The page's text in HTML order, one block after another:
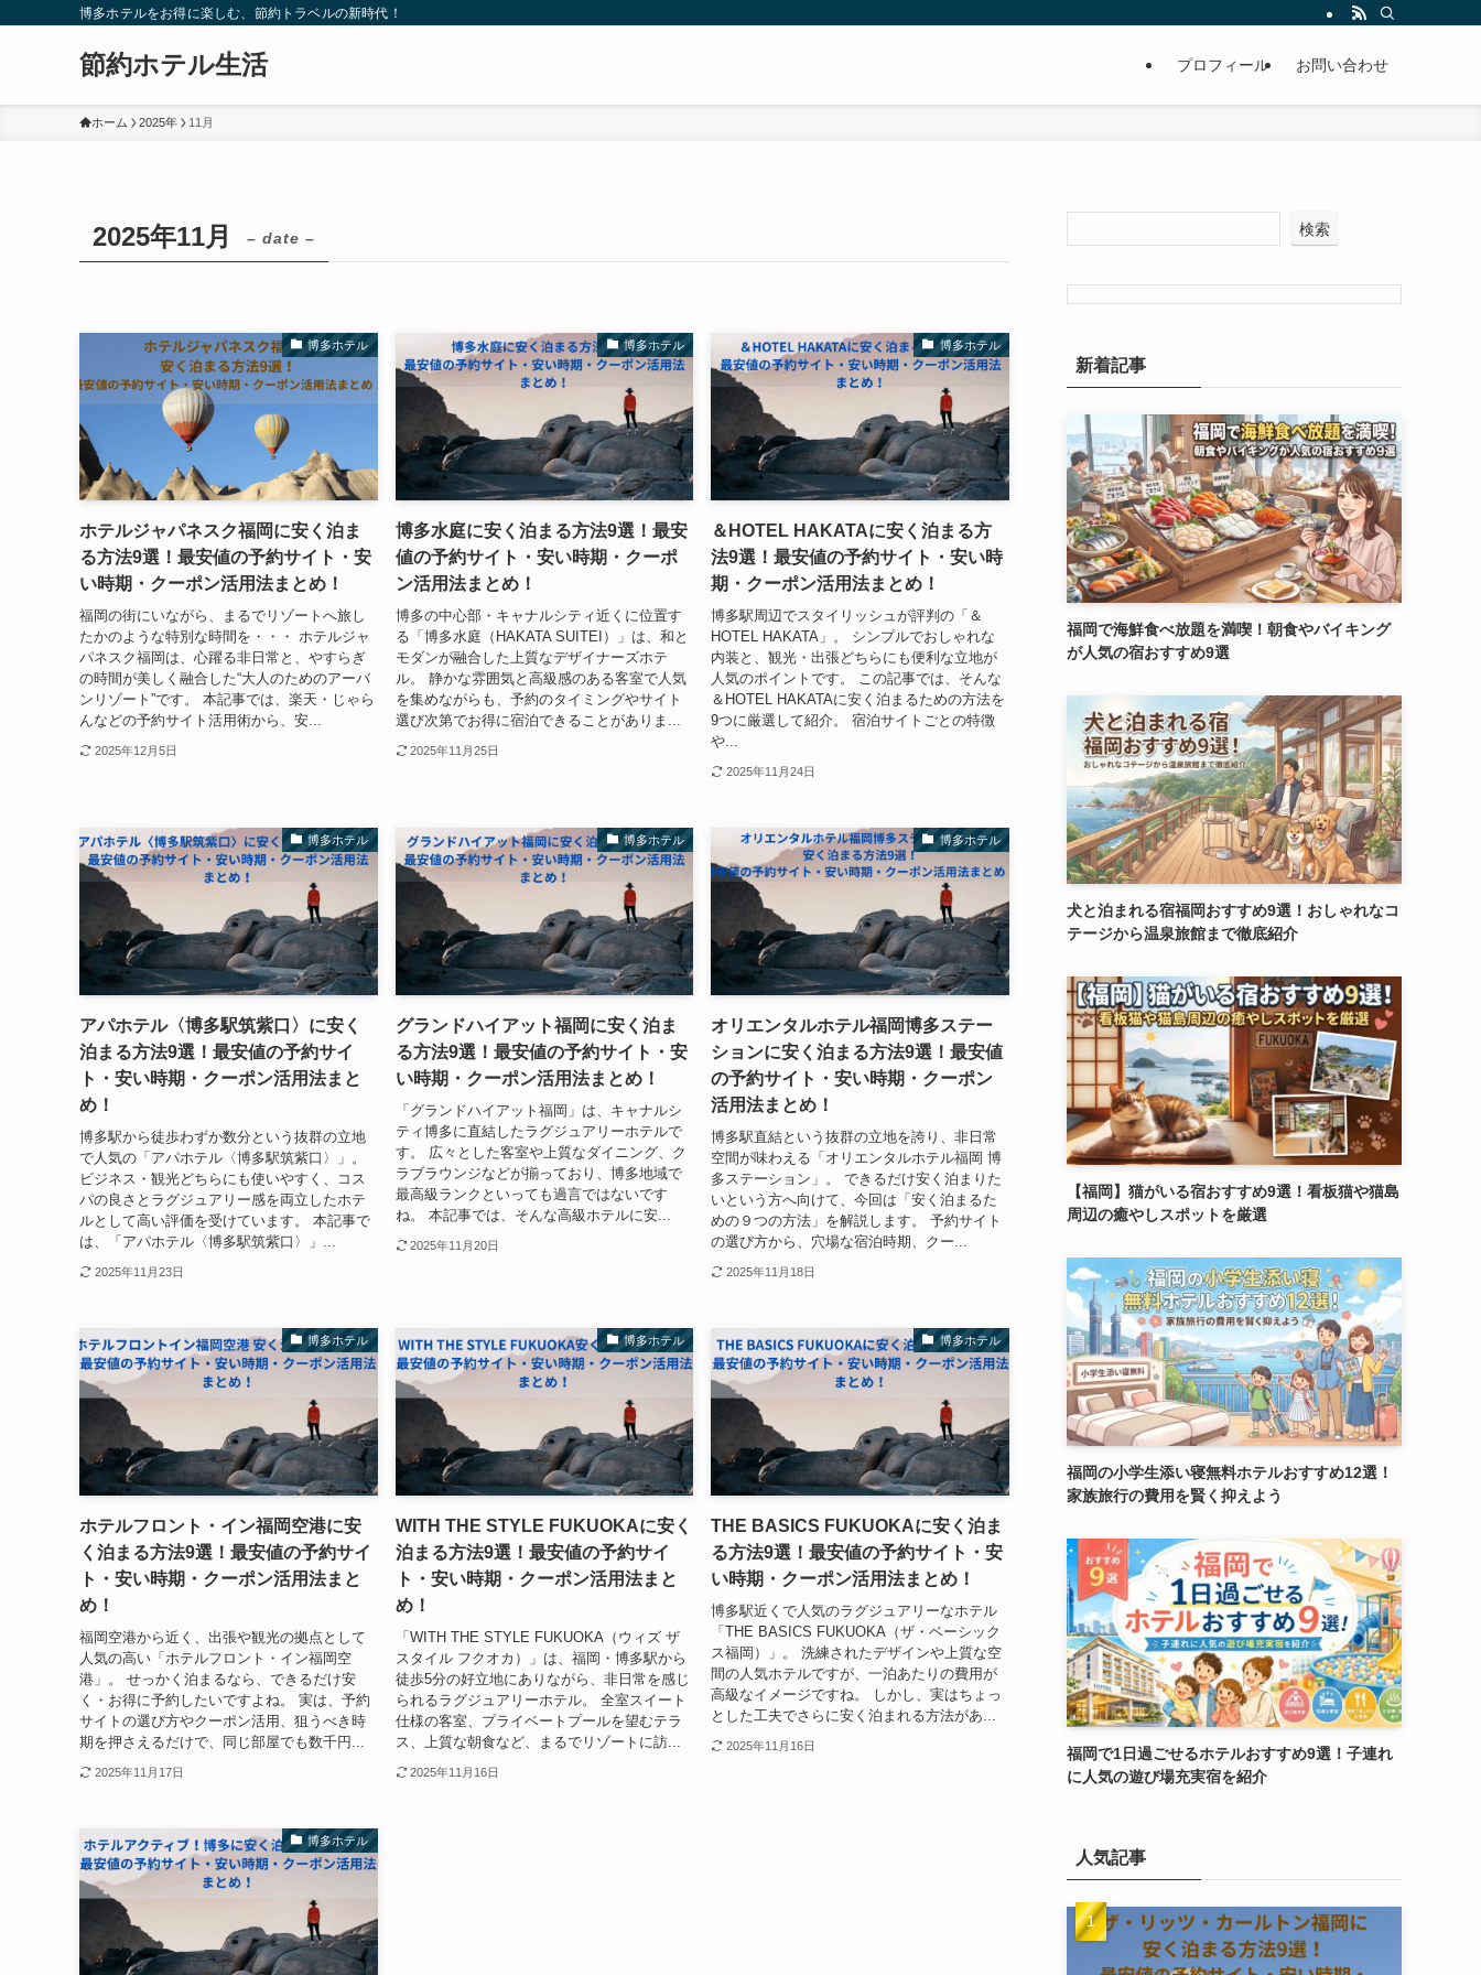
博多ホテルをお得に楽しむ、節約トラベルの新時代！
節約ホテル生活 プロフィール お問い合わせ
ホーム 2025年 11月
2025年11月 – date –
博多ホテル
ホテルジャパネスク福岡に安く泊ま
る方法9選！最安値の予約サイト・安
い時期・クーポン活用法まとめ！
福岡の街にいながら、まるでリゾートへ旅し
たかのような特別な時間を・・・ ホテルジャ
パネスク福岡は、心躍る非日常と、やすらぎ
の時間が美しく融合した“大人のためのアーバ
ンリゾート”です。 本記事では、楽天・じゃら
んなどの予約サイト活用術から、安...
2025年12月5日
博多ホテル
博多水庭に安く泊まる方法9選！最安
値の予約サイト・安い時期・クーポ
ン活用法まとめ！
博多の中心部・キャナルシティ近くに位置す
る「博多水庭（HAKATA SUITEI）」は、和と
モダンが融合した上質なデザイナーズホテ
ル。 静かな雰囲気と高級感のある客室で人気
を集めながらも、予約のタイミングやサイト
選び次第でお得に宿泊できることがありま...
2025年11月25日
博多ホテル
＆HOTEL HAKATAに安く泊まる方
法9選！最安値の予約サイト・安い時
期・クーポン活用法まとめ！
博多駅周辺でスタイリッシュが評判の「＆
HOTEL HAKATA」。 シンプルでおしゃれな
内装と、観光・出張どちらにも便利な立地が
人気のポイントです。 この記事では、そんな
＆HOTEL HAKATAに安く泊まるための方法を
9つに厳選して紹介。 宿泊サイトごとの特徴
や...
2025年11月24日
博多ホテル
アパホテル〈博多駅筑紫口〉に安く
泊まる方法9選！最安値の予約サイ
ト・安い時期・クーポン活用法まと
め！
博多駅から徒歩わずか数分という抜群の立地
で人気の「アパホテル〈博多駅筑紫口〉」。
ビジネス・観光どちらにも使いやすく、コス
パの良さとラグジュアリー感を両立したホテ
ルとして高い評価を受けています。 本記事で
は、「アパホテル〈博多駅筑紫口〉」...
2025年11月23日
博多ホテル
グランドハイアット福岡に安く泊ま
る方法9選！最安値の予約サイト・安
い時期・クーポン活用法まとめ！
「グランドハイアット福岡」は、キャナルシ
ティ博多に直結したラグジュアリーホテルで
す。 広々とした客室や上質なダイニング、ク
ラブラウンジなどが揃っており、博多地域で
最高級ランクといっても過言ではないです
ね。 本記事では、そんな高級ホテルに安...
2025年11月20日
博多ホテル
オリエンタルホテル福岡博多ステー
ションに安く泊まる方法9選！最安値
の予約サイト・安い時期・クーポン
活用法まとめ！
博多駅直結という抜群の立地を誇り、非日常
空間が味わえる「オリエンタルホテル福岡 博
多ステーション」。 できるだけ安く泊まりた
いという方へ向けて、今回は「安く泊まるた
めの９つの方法」を解説します。 予約サイト
の選び方から、穴場な宿泊時期、クー...
2025年11月18日
博多ホテル
ホテルフロント・イン福岡空港に安
く泊まる方法9選！最安値の予約サイ
ト・安い時期・クーポン活用法まと
め！
福岡空港から近く、出張や観光の拠点として
人気の高い「ホテルフロント・イン福岡空
港」。 せっかく泊まるなら、できるだけ安
く・お得に予約したいですよね。 実は、予約
サイトの選び方やクーポン活用、狙うべき時
期を押さえるだけで、同じ部屋でも数千円...
2025年11月17日
博多ホテル
WITH THE STYLE FUKUOKAに安く
泊まる方法9選！最安値の予約サイ
ト・安い時期・クーポン活用法まと
め！
「WITH THE STYLE FUKUOKA（ウィズ ザ
スタイル フクオカ）」は、福岡・博多駅から
徒歩5分の好立地にありながら、非日常を感じ
られるラグジュアリーホテル。 全室スイート
仕様の客室、プライベートプールを望むテラ
ス、上質な朝食など、まるでリゾートに訪...
2025年11月16日
博多ホテル
THE BASICS FUKUOKAに安く泊ま
る方法9選！最安値の予約サイト・安
い時期・クーポン活用法まとめ！
博多駅近くで人気のラグジュアリーなホテル
「THE BASICS FUKUOKA（ザ・ベーシック
ス福岡）」。 洗練されたデザインや上質な空
間の人気ホテルですが、一泊あたりの費用が
高級なイメージですね。 しかし、実はちょっ
とした工夫でさらに安く泊まれる方法があ...
2025年11月16日
博多ホテル
検索
新着記事
福岡で海鮮食べ放題を満喫！朝食やバイキング
が人気の宿おすすめ9選
犬と泊まれる宿福岡おすすめ9選！おしゃれなコ
テージから温泉旅館まで徹底紹介
【福岡】猫がいる宿おすすめ9選！看板猫や猫島
周辺の癒やしスポットを厳選
福岡の小学生添い寝無料ホテルおすすめ12選！
家族旅行の費用を賢く抑えよう
福岡で1日過ごせるホテルおすすめ9選！子連れ
に人気の遊び場充実宿を紹介
人気記事